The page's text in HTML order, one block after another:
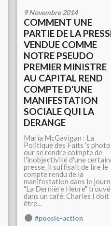
9 Novembre 2014
COMMENT UNE
PARTIE DE LA
VENDUE COMME
NOTRE PSEUDO
PREMIER MINISTRE
AU CAPITAL REND
COMPTE D'UNE
MANIFESTATION
SOCIALE QUI LA
DERANGE
Maria McGavigan : La
Politique des Faits 's photo
our se rendre coimpte de
l'inobjectivité d'une
presse, il suffisait de lire le
compte rendu de la
manifestation dans le
"La Dernière Heure"
dans un café. Charles I doit
être...
#poesie-action